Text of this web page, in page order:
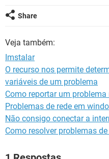
GUIA DE COMPRAS
INSTAGRAM
GUIA DE COMPRAS
Share
Veja também:
Imstalar
O recurso nos permite
variáveis de um problema
Como reportar um
Problemas de rede em
Não consigo conectar a
Como resolver problemas